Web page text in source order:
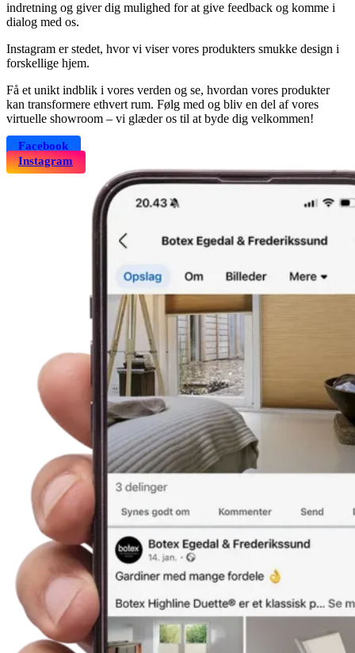
indretning og giver dig mulighed for at give feedback og komme i
dialog med os.
Instagram er stedet, hvor vi viser vores produkters smukke design i
forskellige hjem.
Få et unikt indblik i vores verden og se, hvordan vores produkter
kan transformere ethvert rum. Følg med og bliv en del af vores
virtuelle showroom – vi glæder os til at byde dig velkommen!
Facebook
Instagram